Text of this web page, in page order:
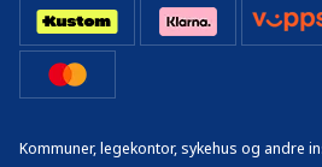
Kommuner, legekontor, sykehus og andre